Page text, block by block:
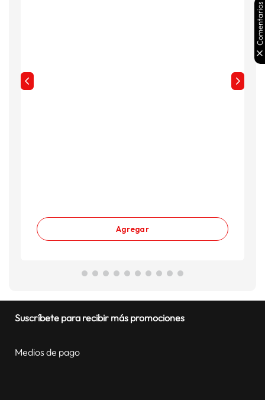
Agregar
Suscríbete para recibir más promociones
Medios de pago
Comentarios